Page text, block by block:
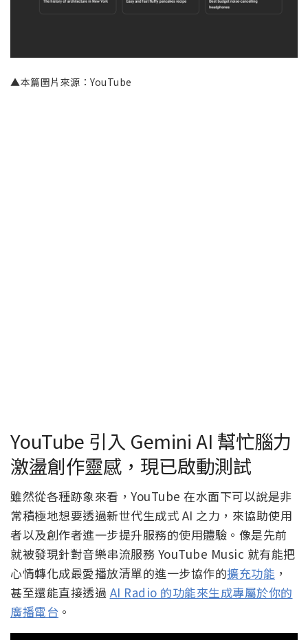
▲本篇圖片來源：YouTube
YouTube 引入 Gemini AI 幫忙腦力
激盪創作靈感，現已啟動測試
雖然從各種跡象來看，YouTube 在水面下可以說是非
常積極地想要透過新世代生成式 AI 之力，來協助使用
者以及創作者進一步提升服務的使用體驗。像是先前
就被發現針對音樂串流服務 YouTube Music 就有能把
心情轉化成最愛播放清單的進一步協作的擴充功能 ，
甚至還能直接透過 AI Radio 的功能來生成專屬於你的
廣播電台 。